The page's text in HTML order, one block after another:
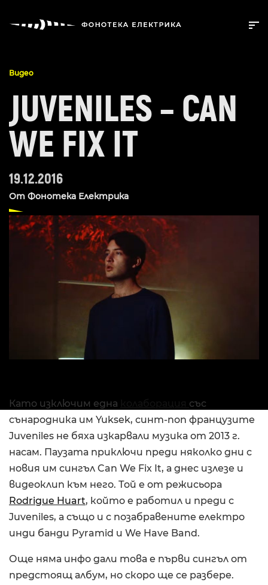
Видео
JUVENILES – CAN
WE FIX IT
19.12.2016
От Фонотека Електрика
Като изключим една
със
сънародника им Yuksek, синт-поп французите
Juveniles не бяха изкарвали музика от 2013 г.
насам. Паузата приключи преди няколко дни с
новия им сингъл Can We Fix It, а днес излезе и
видеоклип към него. Той е от режисьора
Rodrigue Huart, който е работил и преди с
Juveniles, а също и с позабравените електро
инди банди Pyramid и We Have Band.
Още няма инфо дали това е първи сингъл от
предстоящ албум, но скоро ще се разбере.